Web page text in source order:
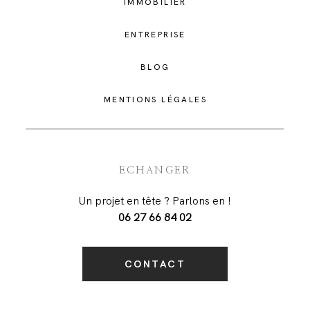
IMMOBILIER
ENTREPRISE
BLOG
MENTIONS LÉGALES
ECHANGER
Un projet en tête ? Parlons en !
06 27 66 84 02
CONTACT